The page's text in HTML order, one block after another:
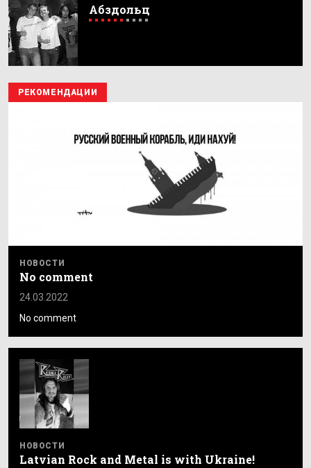
Абздольц
РЕКОМЕНДАЦИИ
НОВОСТИ
No comment
24.03.2022
No comment
НОВОСТИ
Latvian Rock and Metal is with Ukraine!